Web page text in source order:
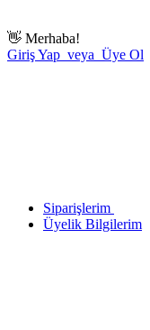
👋 Merhaba!
Giriş Yap veya Üye Ol
Siparişlerim
Üyelik Bilgilerim